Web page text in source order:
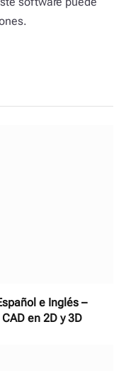
e Inglés –
en 2D y 3D